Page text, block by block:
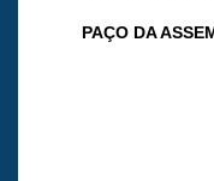
PAÇO DA